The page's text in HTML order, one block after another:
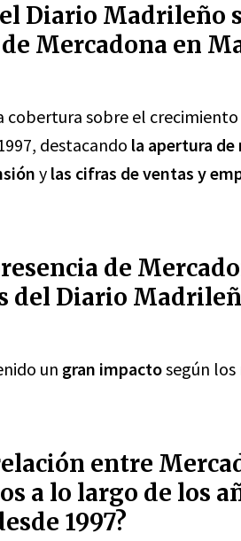
Diario Madrileño
Mercadona en
cobertura sobre el crecimiento
destacando la apertura de
y las cifras de ventas y
de
del Diario
un gran impactosegún
entre
a lo largo de los
1997?